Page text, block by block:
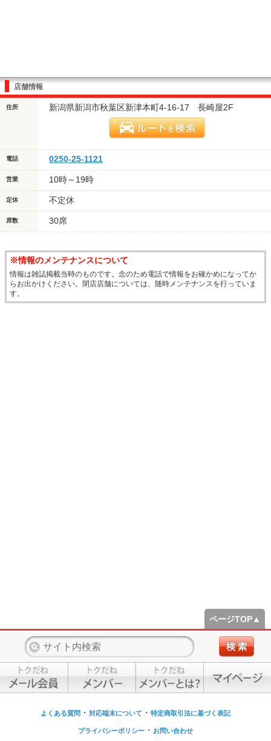
店舗情報
住所 新潟県新潟市秋葉区新津本町4-16-17 長崎屋2F
電話 0250-25-1121
営業 10時～19時
定休 不定休
席数 30席
※情報のメンテナンスについて
情報は雑誌掲載当時のものです。念のため電話で情報をお確かめになってか
らお出かけください。閉店店舗については、随時メンテナンスを行っていま
す。
ページTOP▲
よくある質問 ・ 対応端末について ・ 特定商取引法に基づく表記
プライバシーポリシー ・ お問い合わせ